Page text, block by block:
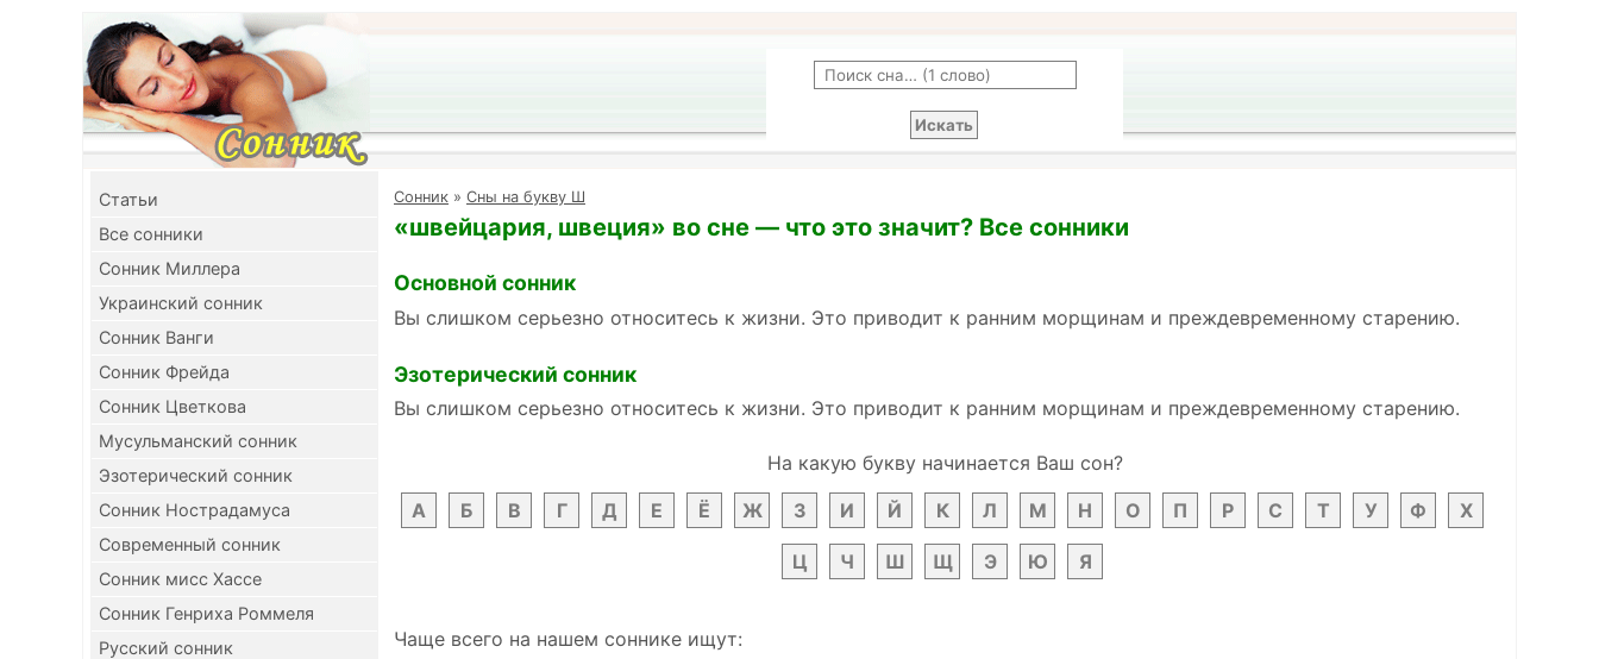
Cтатьи
Все сонники
Сонник Миллера
Украинский сонник
Сонник Ванги
Сонник Фрейда
Сонник Цветкова
Мусульманский сонник
Эзотерический сонник
Сонник Нострадамуса
Современный сонник
Сонник мисс Хассе
Сонник Генриха Роммеля
Русский сонник
Cонник » Сны на букву Ш
«швейцария, швеция» во сне — что это значит? Все сонники
Основной сонник
Вы слишком серьезно относитесь к жизни. Это приводит к ранним морщинам и преждевременному старению.
Эзотерический сонник
Вы слишком серьезно относитесь к жизни. Это приводит к ранним морщинам и преждевременному старению.
На какую букву начинается Ваш сон?
А
Б В Г Д Е Ё Ж З И Й К Л М Н О П Р С Т У Ф Х
Ц Ч Ш Щ Э Ю Я
Чаще всего на нашем соннике ищут: